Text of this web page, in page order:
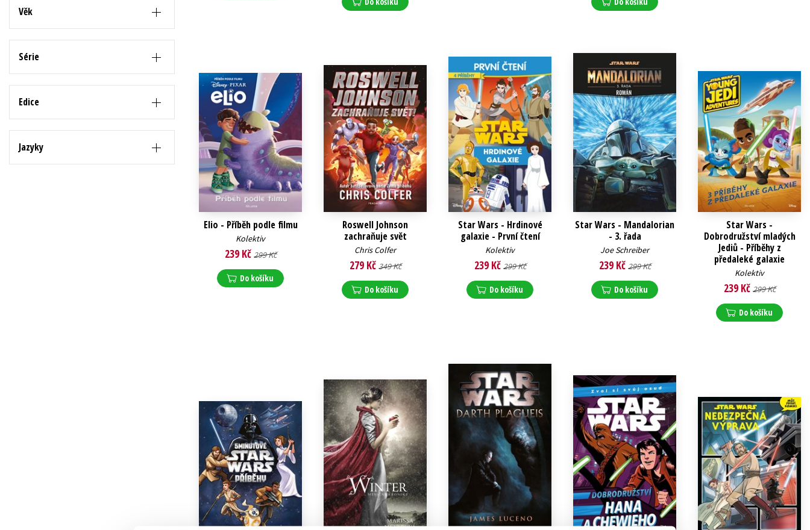
Věk
Série
Edice
Jazyky
Elio - Příběh podle filmu
Kolektiv
239 Kč 299 Kč
Do košíku
Roswell Johnson
zachraňuje svět
Chris Colfer
279 Kč 349 Kč
Do košíku
Star Wars - Hrdinové
galaxie - První čtení
Kolektiv
239 Kč 299 Kč
Do košíku
Star Wars - Mandalorian
- 3. řada
Joe Schreiber
239 Kč 299 Kč
Do košíku
Star Wars -
Dobrodružství mladých
Jediů - Příběhy z
předaleké galaxie
Kolektiv
239 Kč 299 Kč
Do košíku